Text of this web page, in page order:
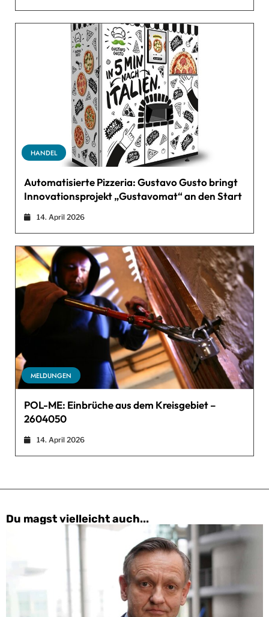
HANDEL
Automatisierte Pizzeria: Gustavo Gusto bringt
Innovationsprojekt „Gustavomat“ an den Start
14. April 2026
MELDUNGEN
POL-ME: Einbrüche aus dem Kreisgebiet –
2604050
14. April 2026
Du magst vielleicht auch...